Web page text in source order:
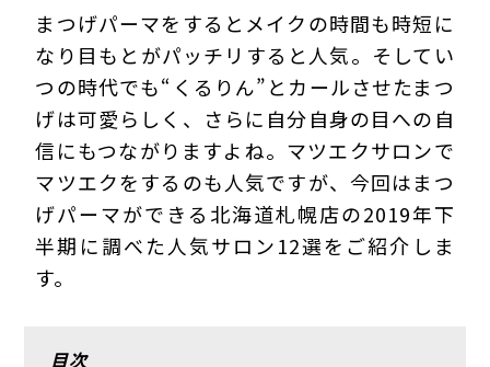
まつげパーマをするとメイクの時間も時短に
なり目もとがパッチリすると人気。そしてい
つの時代でも“くるりん”とカールさせたまつ
げは可愛らしく、さらに自分自身の目への自
信にもつながりますよね。マツエクサロンで
マツエクをするのも人気ですが、今回はまつ
げパーマができる北海道札幌店の2019年下
半期に調べた人気サロン12選をご紹介しま
す。
目次